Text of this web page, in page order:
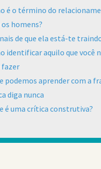
é o término do
homens?
de que ela está-te
identificar aquilo que você
fazer
podemos aprender com a
diga nunca
é uma crítica construtiva?